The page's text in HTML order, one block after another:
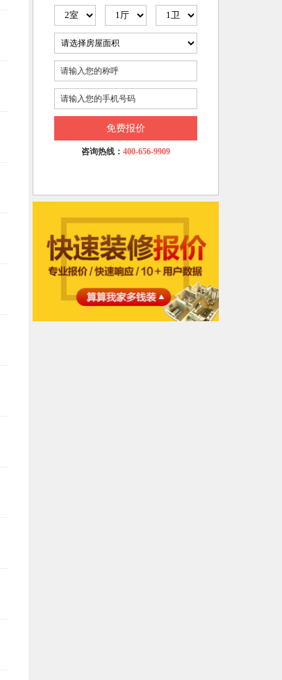
免费报价
咨询热线： 400-656-9909